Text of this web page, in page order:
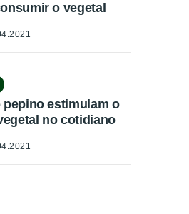
o vegetal
estimulam o
no cotidiano